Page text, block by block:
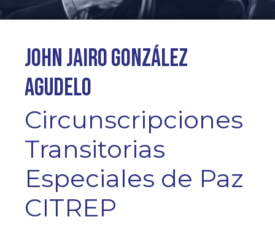
John Jairo González
Agudelo
Circunscripciones
Transitorias
Especiales de Paz
CITREP